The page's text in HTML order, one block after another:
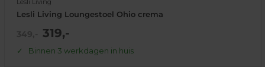
Lesli Living
Lesli Living Loungestoel Ohio crema
NormaleActie
prijs
319,-
Binnen 3 werkdagen in huis